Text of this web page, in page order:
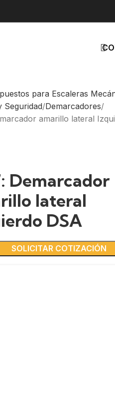
para Escaleras
Seguridad Demarcadores
amarillo lateral
Demarcador
lateral
DSA
SOLICITAR COTIZACIÓN